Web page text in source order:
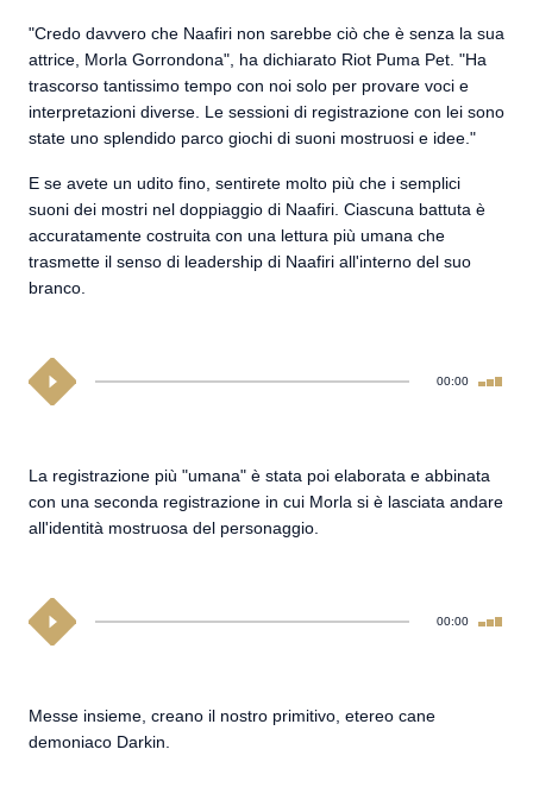
"Credo davvero che Naafiri non sarebbe ciò che è senza la sua
attrice, Morla Gorrondona", ha dichiarato Riot Puma Pet. "Ha
trascorso tantissimo tempo con noi solo per provare voci e
interpretazioni diverse. Le sessioni di registrazione con lei sono
state uno splendido parco giochi di suoni mostruosi e idee."
E se avete un udito fino, sentirete molto più che i semplici
suoni dei mostri nel doppiaggio di Naafiri. Ciascuna battuta è
accuratamente costruita con una lettura più umana che
trasmette il senso di leadership di Naafiri all'interno del suo
branco.
00:00
La registrazione più "umana" è stata poi elaborata e abbinata
con una seconda registrazione in cui Morla si è lasciata andare
all'identità mostruosa del personaggio.
00:00
Messe insieme, creano il nostro primitivo, etereo cane
demoniaco Darkin.